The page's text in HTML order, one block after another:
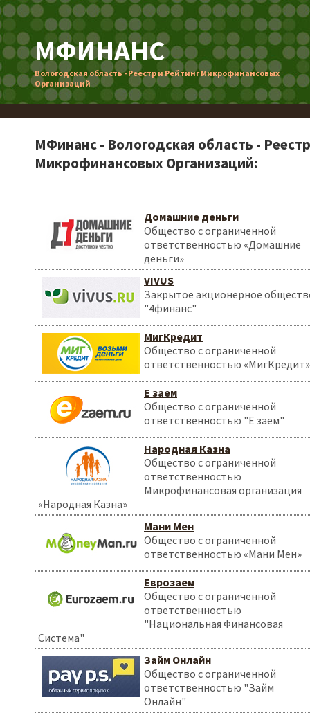
МФИНАНС
Вологодская область - Реестр и Рейтинг Микрофинансовых
Организаций
МФинанс - Вологодская область -
Микрофинансовых Организаций:
Домашние деньги
Общество с ограниченной
ответственностью «Домашние
деньги»
VIVUS
Закрытое акционерное
"4финанс"
МигКредит
Общество с ограниченной
ответственностью «МигКредит»
Е заем
Общество с ограниченной
ответственностью "Е заем"
Народная Казна
Общество с ограниченной
ответственностью
Микрофинансовая организация
«Народная Казна»
Мани Мен
Общество с ограниченной
ответственностью «Мани Мен»
Еврозаем
Общество с ограниченной
ответственностью
"Национальная Финансовая
Система"
Займ Онлайн
Общество с ограниченной
ответственностью "Займ
Онлайн"